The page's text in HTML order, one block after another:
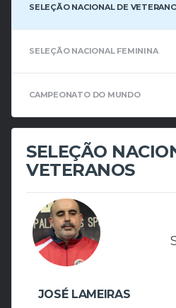
SELEÇÃO NACIONAL DE
SELEÇÃO NACIONAL FEMININA
CAMPEONATO DO MUNDO
SELEÇÃO
VETERANOS
JOSÉ LAMEIRAS